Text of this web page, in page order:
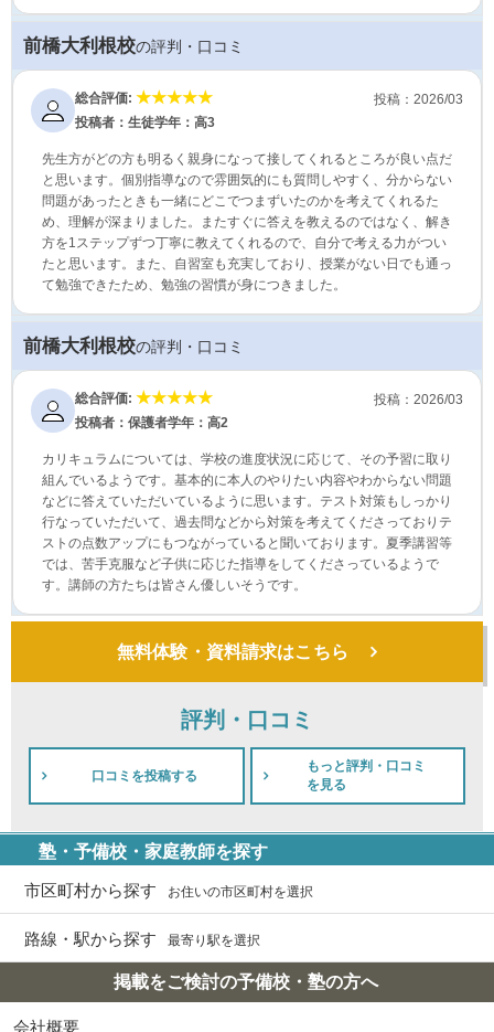
前橋大利根校の評判・口コミ
投稿：2026/03
総合評価:
投稿者：生徒学年：高3
先生方がどの方も明るく親身になって接してくれるところが良い点だ
と思います。個別指導なので雰囲気的にも質問しやすく、分からない
問題があったときも一緒にどこでつまずいたのかを考えてくれるた
め、理解が深まりました。またすぐに答えを教えるのではなく、解き
方を1ステップずつ丁寧に教えてくれるので、自分で考える力がつい
たと思います。また、自習室も充実しており、授業がない日でも通っ
て勉強できたため、勉強の習慣が身につきました。
前橋大利根校の評判・口コミ
投稿：2026/03
総合評価:
投稿者：保護者学年：高2
カリキュラムについては、学校の進度状況に応じて、その予習に取り
組んでいるようです。基本的に本人のやりたい内容やわからない問題
などに答えていただいているように思います。テスト対策もしっかり
行なっていただいて、過去問などから対策を考えてくださっておりテ
ストの点数アップにもつながっていると聞いております。夏季講習等
では、苦手克服など子供に応じた指導をしてくださっているようで
す。講師の方たちは皆さん優しいそうです。
無料体験・資料請求はこちら
評判・口コミ
口コミを投稿する
もっと評判・口コミ
を見る
塾・予備校・家庭教師を探す
市区町村から探す お住いの市区町村を選択
路線・駅から探す 最寄り駅を選択
掲載をご検討の予備校・塾の方へ
会社概要